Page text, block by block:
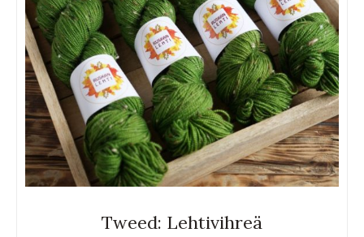
Tweed: Lehtivihreä